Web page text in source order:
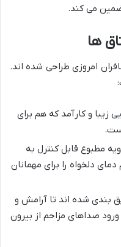
می کند.
ها
امروزی طراحی شده اند.
زیبا و کارآمد که هم برای
مطبوع قابل کنترل به
دلخواه را برای مهمانان
بندی شده اند تا آرامش و
صداهای مزاحم از بیرون